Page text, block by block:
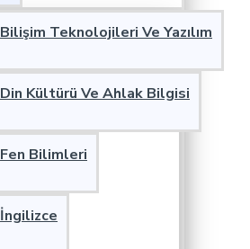
Bilişim Teknolojileri Ve Yazılım
Din Kültürü Ve Ahlak Bilgisi
Fen Bilimleri
İngilizce